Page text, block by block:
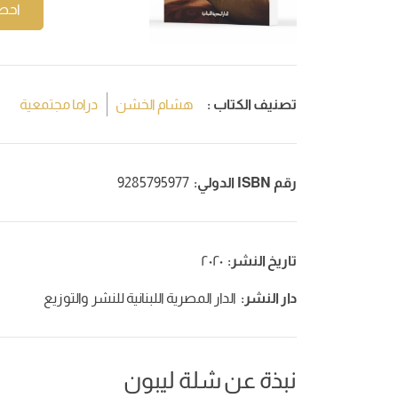
تصنيف الكتاب : هشام الخشن دراما مجتمعية
رقم ISBN الدولي: 9285795977
تاريخ النشر: ٢٠٢٠
دار النشر: الدار المصرية اللبنانية للنشر والتوزيع
نبذة عن شلة ليبون